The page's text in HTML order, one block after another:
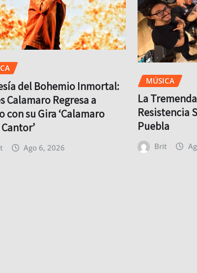
del Bohemio Inmortal:
Calamaro Regresa a
con su Gira ‘Calamaro
Ago 6, 2026
MÚSICA
La
Resistencia
Puebla
Brit